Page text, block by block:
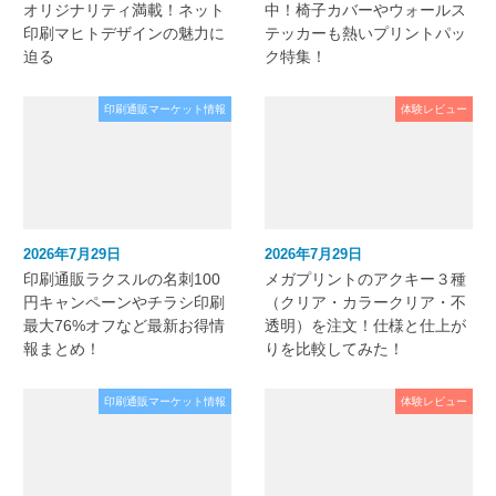
オリジナリティ満載！ネット
印刷マヒトデザインの魅力に
迫る
中！椅子カバーやウォールス
テッカーも熱いプリントパッ
ク特集！
印刷通販マーケット情報
2026年7月29日
印刷通販ラクスルの名刺100
円キャンペーンやチラシ印刷
最大76%オフなど最新お得情
報まとめ！
体験レビュー
2026年7月29日
メガプリントのアクキー３種
（クリア・カラークリア・不
透明）を注文！仕様と仕上が
りを比較してみた！
印刷通販マーケット情報 体験レビュー